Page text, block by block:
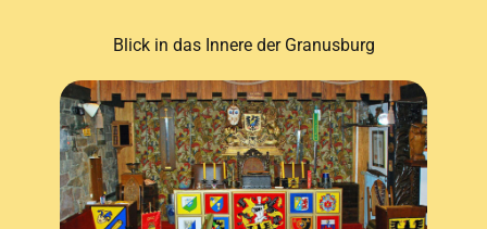
Blick in das Innere der Granusburg